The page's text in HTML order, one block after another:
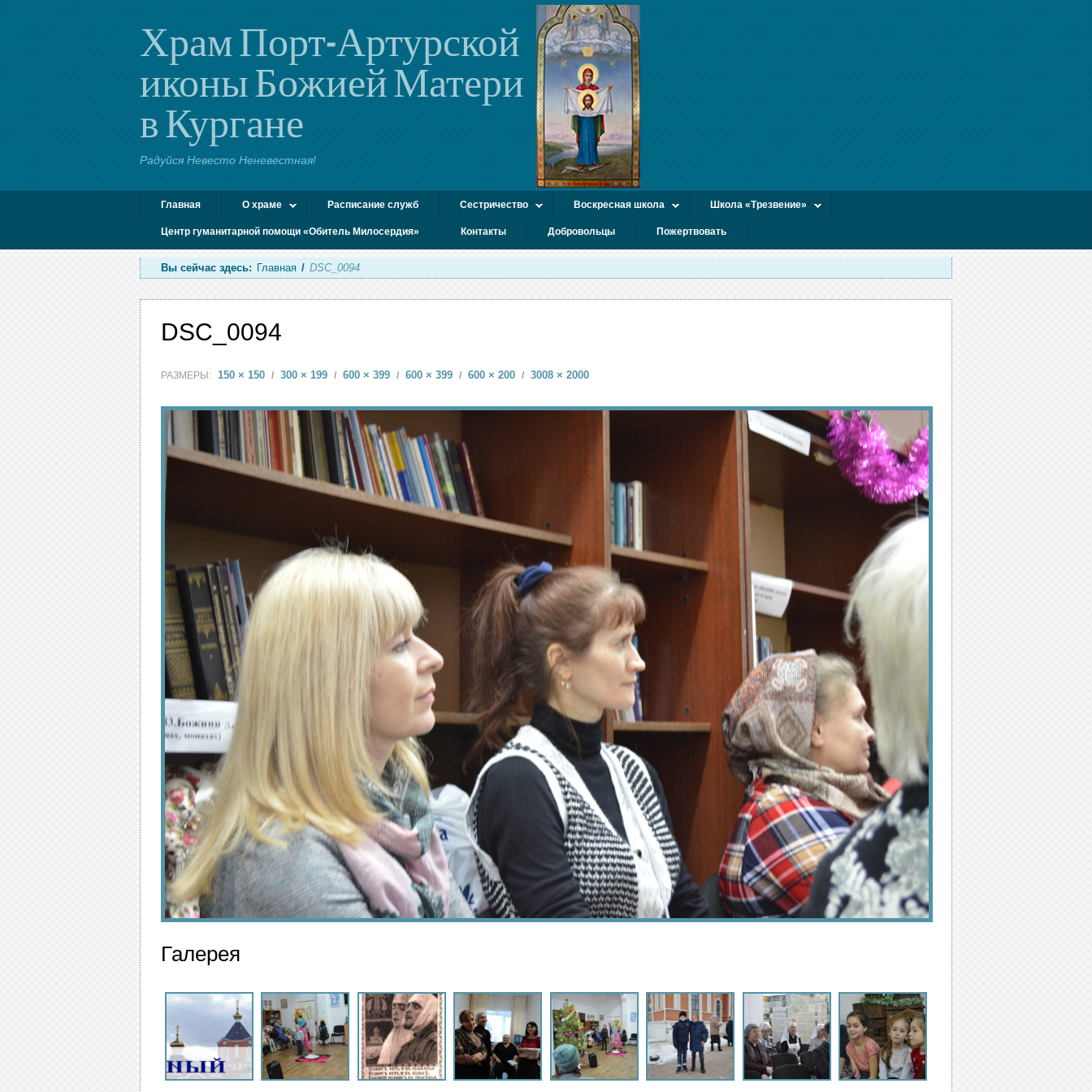
Храм Порт-Артурской
иконы Божией Матери
в Кургане
Радуйся Невесто Неневестная!
Главная О храме Расписание служб Сестричество Воскресная школа Школа «Трезвение»
Центр гуманитарной помощи «Обитель Милосердия» Контакты Добровольцы Пожертвовать
Вы сейчас здесь: Главная / DSC_0094
DSC_0094
РАЗМЕРЫ: 150 × 150 / 300 × 199 / 600 × 399 / 600 × 399 / 600 × 200 / 3008 × 2000
Галерея